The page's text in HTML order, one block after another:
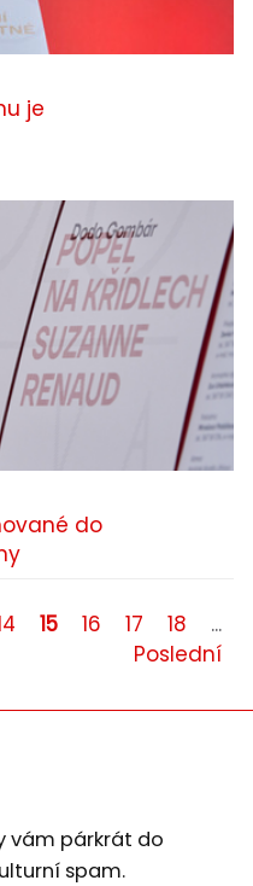
je
do
15 16 17 18
...
Poslední
vám párkrát do
spam.